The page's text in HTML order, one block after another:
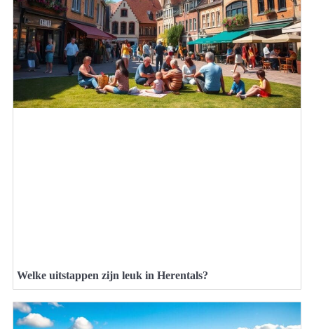
Welke uitstappen zijn leuk in Herentals?